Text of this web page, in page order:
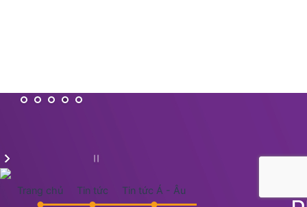
Trang chủ Tin tức Tin tức Á - Âu